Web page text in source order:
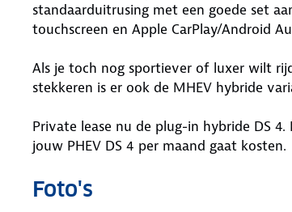
standaarduitrusing met een goede set
touchscreen en Apple CarPlay/Android
Als je toch nog sportiever of luxer wilt
stekkeren is er ook de MHEV hybride
Private lease nu de plug-in hybride DS
jouw PHEV DS 4 per maand gaat kosten.
Foto's